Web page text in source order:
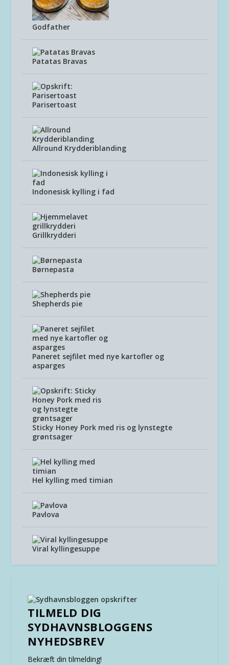
Godfather
Patatas Bravas
Parisertoast
Allround Krydderiblanding
Indonesisk kylling i fad
Grillkrydderi
Børnepasta
Shepherds pie
Paneret sejfilet med nye kartofler og
asparges
Sticky Honey Pork med ris og lynstegte
grøntsager
Hel kylling med timian
Pavlova
Viral kyllingesuppe
TILMELD DIG
SYDHAVNSBLOGGENS
NYHEDSBREV
Bekræft din tilmelding!